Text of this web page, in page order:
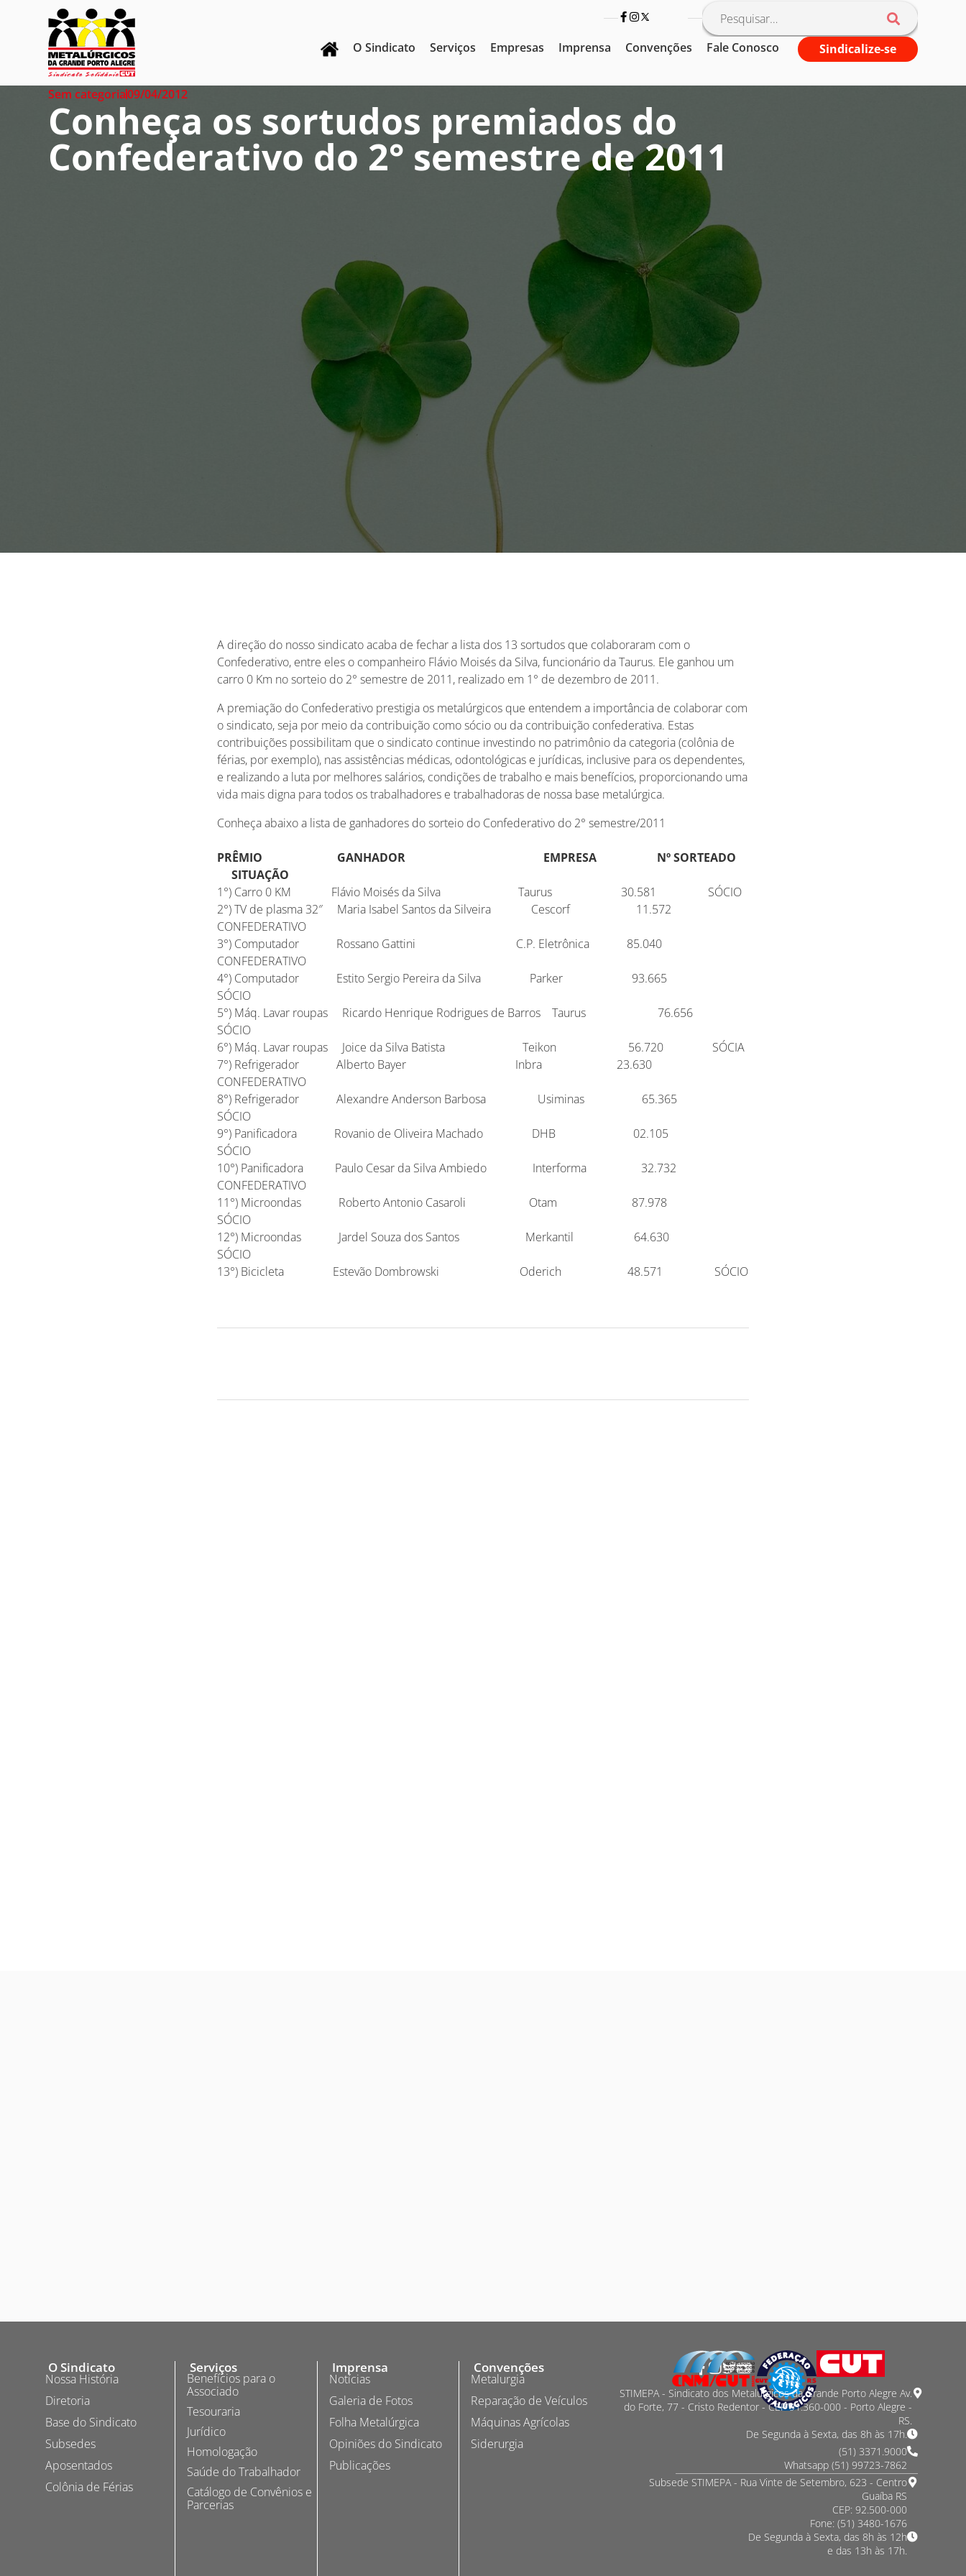
O Sindicato Serviços Empresas Imprensa Convenções Fale Conosco Sindicalize-se
Sem categoria09/04/2012
Conheça os sortudos premiados do
Confederativo do 2° semestre de 2011
A direção do nosso sindicato acaba de fechar a lista dos 13 sortudos que colaboraram com o
Confederativo, entre eles o companheiro Flávio Moisés da Silva, funcionário da Taurus. Ele ganhou um
carro 0 Km no sorteio do 2° semestre de 2011, realizado em 1° de dezembro de 2011.
A premiação do Confederativo prestigia os metalúrgicos que entendem a importância de colaborar com
o sindicato, seja por meio da contribuição como sócio ou da contribuição confederativa. Estas
contribuições possibilitam que o sindicato continue investindo no patrimônio da categoria (colônia de
férias, por exemplo), nas assistências médicas, odontológicas e jurídicas, inclusive para os dependentes,
e realizando a luta por melhores salários, condições de trabalho e mais benefícios, proporcionando uma
vida mais digna para todos os trabalhadores e trabalhadoras de nossa base metalúrgica.
Conheça abaixo a lista de ganhadores do sorteio do Confederativo do 2° semestre/2011
PRÊMIO GANHADOR EMPRESA Nº SORTEADO
SITUAÇÃO
1°) Carro 0 KM Flávio Moisés da Silva Taurus 30.581 SÓCIO
2°) TV de plasma 32″ Maria Isabel Santos da Silveira Cescorf 11.572
CONFEDERATIVO
3°) Computador Rossano Gattini C.P. Eletrônica 85.040
CONFEDERATIVO
4°) Computador Estito Sergio Pereira da Silva Parker 93.665
SÓCIO
5°) Máq. Lavar roupas Ricardo Henrique Rodrigues de Barros Taurus 76.656
SÓCIO
6°) Máq. Lavar roupas Joice da Silva Batista Teikon 56.720 SÓCIA
7°) Refrigerador Alberto Bayer Inbra 23.630
CONFEDERATIVO
8°) Refrigerador Alexandre Anderson Barbosa Usiminas 65.365
SÓCIO
9°) Panificadora Rovanio de Oliveira Machado DHB 02.105
SÓCIO
10°) Panificadora Paulo Cesar da Silva Ambiedo Interforma 32.732
CONFEDERATIVO
11°) Microondas Roberto Antonio Casaroli Otam 87.978
SÓCIO
12°) Microondas Jardel Souza dos Santos Merkantil 64.630
SÓCIO
13°) Bicicleta Estevão Dombrowski Oderich 48.571 SÓCIO
O Sindicato
Nossa História
Diretoria
Base do Sindicato
Subsedes
Aposentados
Colônia de Férias
Serviços
Benefícios para o
Associado
Tesouraria
Jurídico
Homologação
Saúde do Trabalhador
Catálogo de Convênios e
Parcerias
Imprensa
Notícias
Galeria de Fotos
Folha Metalúrgica
Opiniões do Sindicato
Publicações
Convenções
Metalurgia
Reparação de Veículos
Máquinas Agrícolas
Siderurgia
STIMEPA - Sindicato dos Metalurgicos da Grande Porto Alegre Av.
do Forte, 77 - Cristo Redentor - CEP 91.360-000 - Porto Alegre -
RS.
De Segunda à Sexta, das 8h às 17h.
(51) 3371.9000
Whatsapp (51) 99723-7862
Subsede STIMEPA - Rua Vinte de Setembro, 623 - Centro
Guaíba RS
CEP: 92.500-000
Fone: (51) 3480-1676
De Segunda à Sexta, das 8h às 12h
e das 13h às 17h.